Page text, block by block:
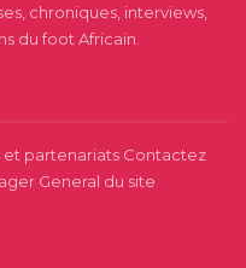
chroniques, interviews,
du foot Africain.
partenariats Contactez
General du site